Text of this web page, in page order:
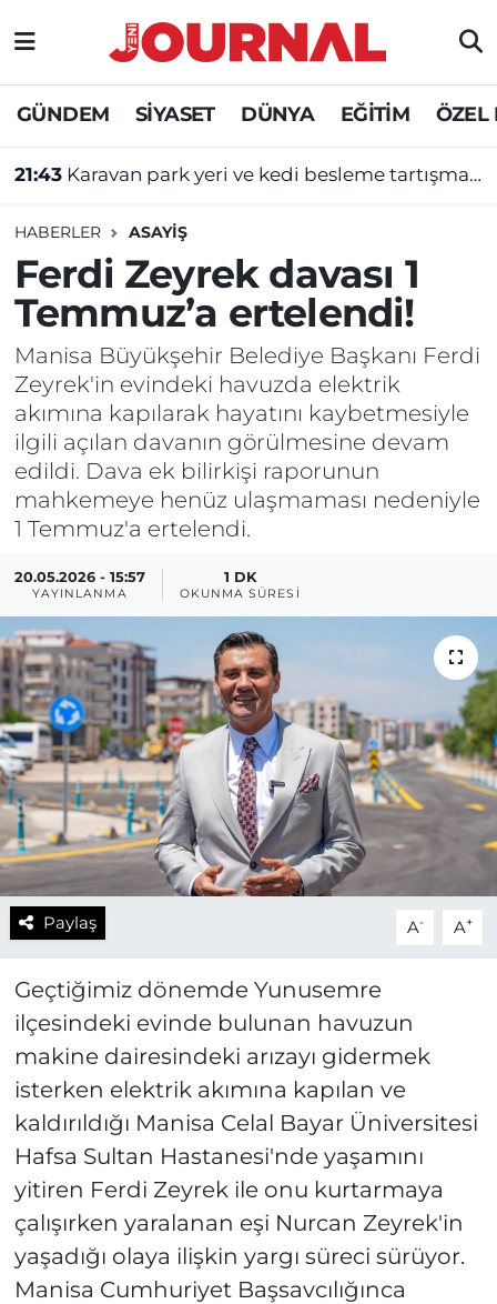
GÜNDEM SİYASET DÜNYA EĞİTİM ÖZEL
21:43 Karavan park yeri ve kedi besleme tartışması kavgayla bitti
HABERLER ASAYİŞ
Ferdi Zeyrek davası 1
Temmuz’a ertelendi!
Manisa Büyükşehir Belediye Başkanı Ferdi
Zeyrek'in evindeki havuzda elektrik
akımına kapılarak hayatını kaybetmesiyle
ilgili açılan davanın görülmesine devam
edildi. Dava ek bilirkişi raporunun
mahkemeye henüz ulaşmaması nedeniyle
1 Temmuz'a ertelendi.
20.05.2026 - 15:57
YAYINLANMA
1 DK
OKUNMA SÜRESI
Paylaş A- A+
Geçtiğimiz dönemde Yunusemre
ilçesindeki evinde bulunan havuzun
makine dairesindeki arızayı gidermek
isterken elektrik akımına kapılan ve
kaldırıldığı Manisa Celal Bayar Üniversitesi
Hafsa Sultan Hastanesi'nde yaşamını
yitiren Ferdi Zeyrek ile onu kurtarmaya
çalışırken yaralanan eşi Nurcan Zeyrek'in
yaşadığı olaya ilişkin yargı süreci sürüyor.
Manisa Cumhuriyet Başsavcılığınca
GÜNDEM
SİYASET
DÜNYA
EĞİTİM
ÖZEL HABER
Nöbetçi Eczaneler
Hava Durumu
Süper Lig Puan Durumu ve Fikstür
Tüm Manşetler
Son Dakika Haberleri
Haber Arşivi